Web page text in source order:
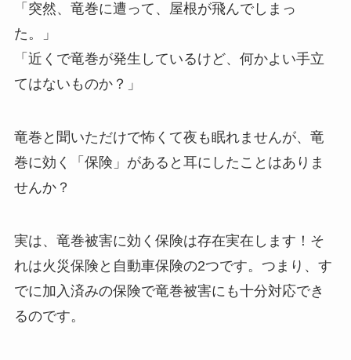
「突然、竜巻に遭って、屋根が飛んでしまっ
た。」
「近くで竜巻が発生しているけど、何かよい手立
てはないものか？」
竜巻と聞いただけで怖くて夜も眠れませんが、竜
巻に効く「保険」があると耳にしたことはありま
せんか？
実は、竜巻被害に効く保険は存在実在します！そ
れは火災保険と自動車保険の2つです。つまり、す
でに加入済みの保険で竜巻被害にも十分対応でき
るのです。